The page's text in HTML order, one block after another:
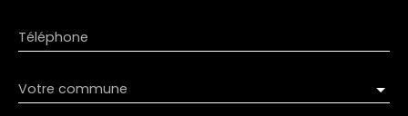
Téléphone
Votre commune